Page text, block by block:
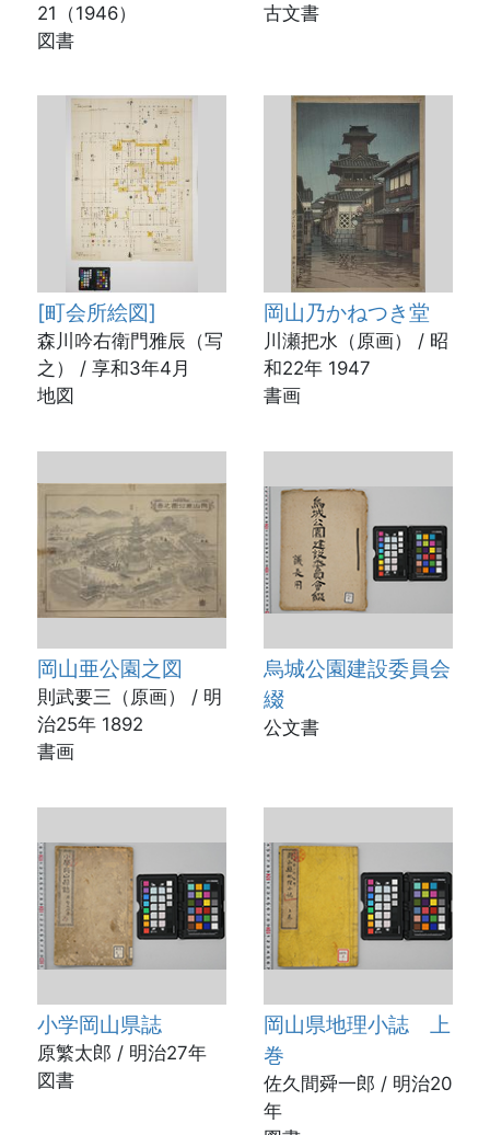
21（1946）
図書
古文書
[町会所絵図]
森川吟右衛門雅辰（写
之） / 享和3年4月
地図
岡山乃かねつき堂
川瀬把水（原画） / 昭
和22年 1947
書画
岡山亜公園之図
則武要三（原画） / 明
治25年 1892
書画
烏城公園建設委員会
綴
公文書
小学岡山県誌
原繁太郎 / 明治27年
図書
岡山県地理小誌 上
巻
佐久間舜一郎 / 明治20
年